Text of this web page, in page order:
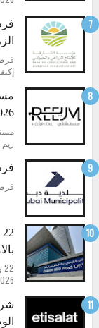
ريم
فرص
2026بنك